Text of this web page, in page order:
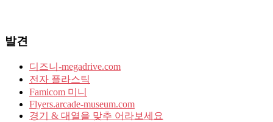
발견
디즈니-megadrive.com
전자 플라스틱
Famicom 미니
Flyers.arcade-museum.com
경기 & 대열을 맞추 어라보세요